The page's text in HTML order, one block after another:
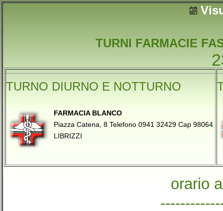
TURNI FARMACIE
TURNO DIURNO E NOTTURNO
FARMACIA BLANCO
Piazza Catena, 8 Telefono 0941 32429 Cap 98064
LIBRIZZI
orario